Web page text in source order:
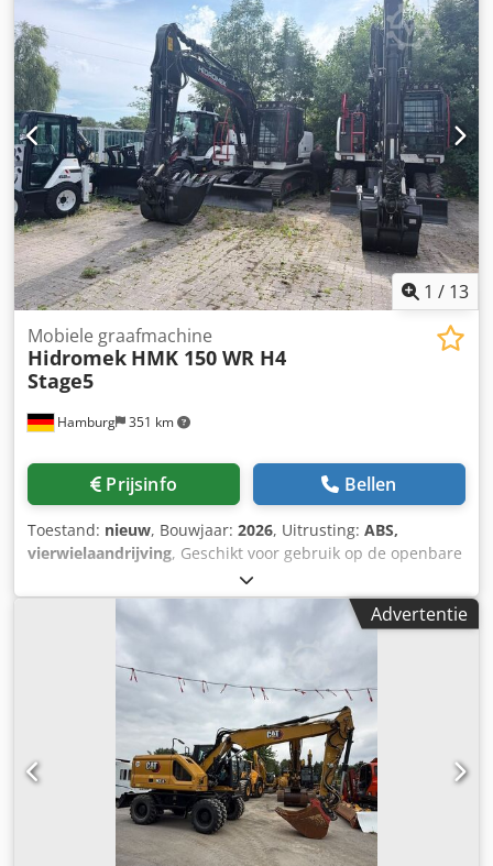
centrale smering, inklapbaar beschermdak voor en op het
dak, hydraulische bescherming op de giek, extra gewicht
aan de achterkant, gewicht: 28.100 kg, motor [128 kW/174
pk], goede staat, direct inzetbaar! Op aanvraag maken wij
u graag een lease- of financieringsvoorstel. De heer Mihm
(tel. ) staat u graag te woord. Meer informatie vindt u op
onze website. Onder voorbehoud van fouten en
tussenverkoop! Codpfx Apszqi Shsmorf Huur mogelijk. =
Meer informatie = Aandrijving: wiel Neem contact op met
Tobias Ebert voor meer informatie.
1 / 13
Hamburg 351 km
Mobiele graafmachine
Hidromek HMK 150 WR H4
Stage5
Prijsinfo Bellen
Toestand: nieuw, Bouwjaar: 2026, Uitrusting: ABS,
vierwielaandrijving, Geschikt voor gebruik op de openbare
weg. Prijs: 155.900 € + BTW of voor export.
Fabrieksgarantie. BESCHRIJVING HMK 150W-H4, 2,3 m
steel, 4,6 m giek / 0,6 m³ bak, 985 mm
Brandstofvoorzieningspomp Dubbelwerkende
hydrauliekleiding Dual High Flow – dubbelwerkende
hydrauliekleiding met hoge doorstroming. Extra
hydrauliekleiding voor draaibeweging Hydrauliekleiding
voor snelwisselsysteem Proportionele bediening op de
joystick Instelling van de doorstroming (liter per minuut)
op het display Instelling van de druk (bar) op het display
Veiligheidskleppen voor giek en steel
Overbelastingswaarschuwingsschakelaar
Antislipbeveiliging Waarschuwingslicht FOPS2-
Advertentie